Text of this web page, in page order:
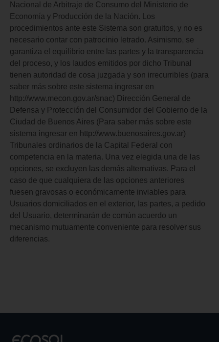
Nacional de Arbitraje de Consumo del Ministerio de
Economía y Producción de la Nación. Los
procedimientos ante este Sistema son gratuitos, y no es
necesario contar con patrocinio letrado. Asimismo, se
garantiza el equilibrio entre las partes y la transparencia
del proceso, y los laudos emitidos por dicho Tribunal
tienen autoridad de cosa juzgada y son irrecurribles (para
saber más sobre este sistema ingresar en
http://www.mecon.gov.ar/snac) Dirección General de
Defensa y Protección del Consumidor del Gobierno de la
Ciudad de Buenos Aires (Para saber más sobre este
sistema ingresar en http://www.buenosaires.gov.ar)
Tribunales ordinarios de la Capital Federal con
competencia en la materia. Una vez elegida una de las
opciones, se excluyen las demás alternativas. Para el
caso de que cualquiera de las opciones anteriores
fuesen gravosas o económicamente inviables para
Usuarios domiciliados en el exterior, las partes, a pedido
del Usuario, determinarán de común acuerdo un
mecanismo mutuamente conveniente para resolver sus
diferencias.